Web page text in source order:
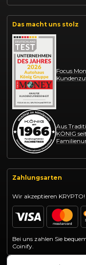
Das macht uns stolz
Focus
Aus
KÖNIG
Zahlungsarten
Wir akzeptieren KRYPTO!
Bei uns zahlen Sie
Coinify.